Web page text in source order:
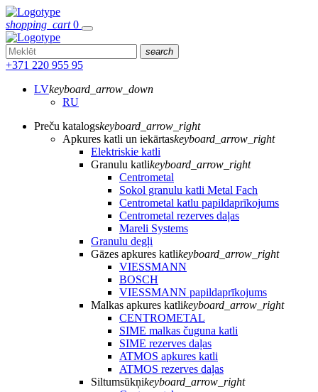
shopping_cart 0
search
+371 220 955 95
LVkeyboard_arrow_down
RU
Preču katalogskeyboard_arrow_right
Apkures katli un iekārtaskeyboard_arrow_right
Elektriskie katli
Granulu katlikeyboard_arrow_right
Centrometal
Sokol granulu katli Metal Fach
Centrometal katlu papildaprīkojums
Centrometal rezerves daļas
Mareli Systems
Granulu degļi
Gāzes apkures katlikeyboard_arrow_right
VIESSMANN
BOSCH
VIESSMANN papildaprīkojums
Malkas apkures katlikeyboard_arrow_right
CENTROMETAL
SIME malkas čuguna katli
SIME rezerves daļas
ATMOS apkures katli
ATMOS rezerves daļas
Siltumsūkņikeyboard_arrow_right